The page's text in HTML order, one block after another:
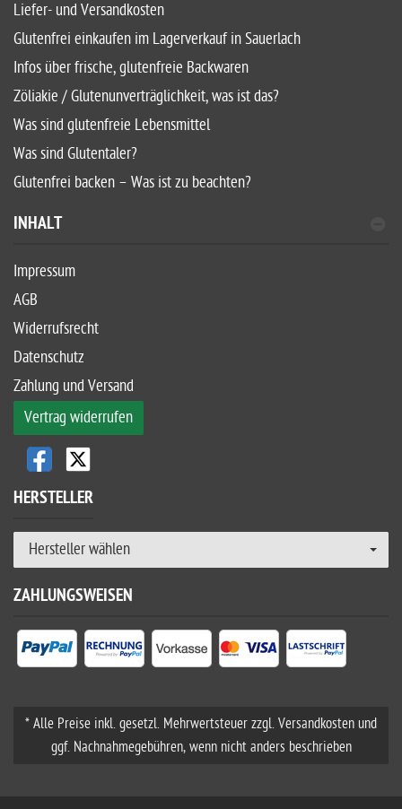
Liefer- und Versandkosten
Glutenfrei einkaufen im Lagerverkauf in Sauerlach
Infos über frische, glutenfreie Backwaren
Zöliakie / Glutenunverträglichkeit, was ist das?
Was sind glutenfreie Lebensmittel
Was sind Glutentaler?
Glutenfrei backen – Was ist zu beachten?
INHALT
Impressum
AGB
Widerrufsrecht
Datenschutz
Zahlung und Versand
Vertrag widerrufen
HERSTELLER
Hersteller wählen
ZAHLUNGSWEISEN
* Alle Preise inkl. gesetzl. Mehrwertsteuer zzgl. Versandkosten und
ggf. Nachnahmegebühren, wenn nicht anders beschrieben